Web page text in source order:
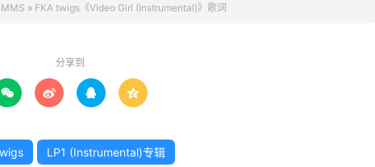
MMS » FKA twigs《Video Girl (Instrumental)》歌词
分享到
   
LP1 (Instrumental)专辑